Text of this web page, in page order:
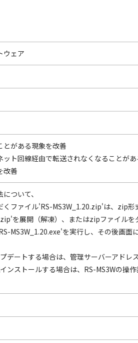
ウェア
とがある現象を改善
ット回線経由で転送されなくなることが
改善
ついて、
くファイル'RS-MS3W_1.20.zip'は、zip形
を展開（解凍）、またはzipファイルを
MS3W_1.20.exe'を実行し、その後画面
デートする場合は、管理サーバーアドレ
ンストールする場合は、RS-MS3Wの操